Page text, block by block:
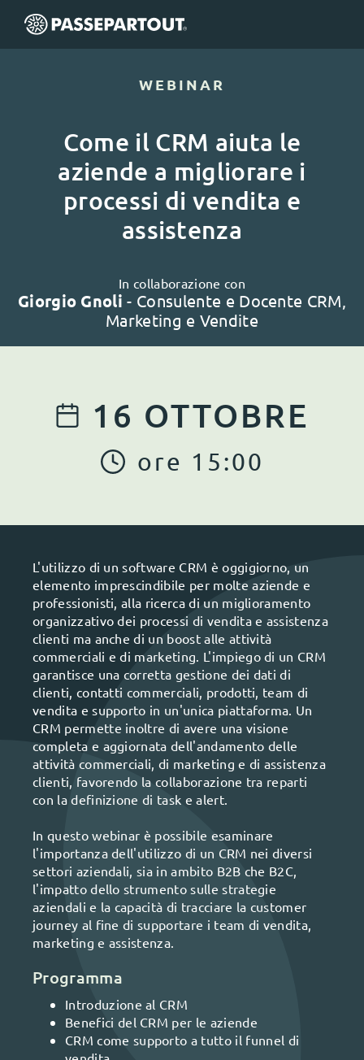
WEBINAR
Come il CRM aiuta le
aziende a migliorare i
processi di vendita e
assistenza
In collaborazione con
Giorgio Gnoli - Consulente e Docente CRM,
Marketing e Vendite
16 OTTOBRE
ore 15:00
L'utilizzo di un software CRM è oggigiorno, un
elemento imprescindibile per molte aziende e
professionisti, alla ricerca di un miglioramento
organizzativo dei processi di vendita e assistenza
clienti ma anche di un boost alle attività
commerciali e di marketing. L'impiego di un CRM
garantisce una corretta gestione dei dati di
clienti, contatti commerciali, prodotti, team di
vendita e supporto in un'unica piattaforma. Un
CRM permette inoltre di avere una visione
completa e aggiornata dell'andamento delle
attività commerciali, di marketing e di assistenza
clienti, favorendo la collaborazione tra reparti
con la definizione di task e alert.
In questo webinar è possibile esaminare
l'importanza dell'utilizzo di un CRM nei diversi
settori aziendali, sia in ambito B2B che B2C,
l'impatto dello strumento sulle strategie
aziendali e la capacità di tracciare la customer
journey al fine di supportare i team di vendita,
marketing e assistenza.
Programma
Introduzione al CRM
Benefici del CRM per le aziende
CRM come supporto a tutto il funnel di